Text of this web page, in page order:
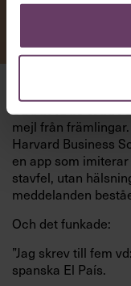
Appen
VD:AR KAN VARA
mejl från
Harvard Business
en app som
stavfel, utan
meddelanden
Och det funkade:
”Jag skrev till fem
spanska El País.